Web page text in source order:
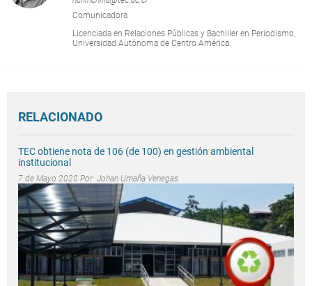
Comunicadora
Licenciada en Relaciones Públicas y Bachiller en Periodismo,
Universidad Autónoma de Centro América.
RELACIONADO
TEC obtiene nota de 106 (de 100) en gestión ambiental
institucional
7 de Mayo 2020 Por: Johan Umaña Venegas